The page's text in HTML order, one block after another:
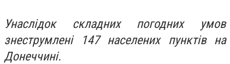
Унаслідок складних погодних умов
знеструмлені 147 населених пунктів на
Донеччині.